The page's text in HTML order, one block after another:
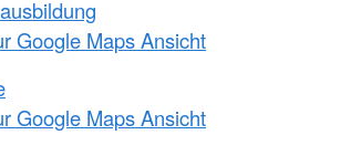
Google Maps Ansicht
Google Maps Ansicht